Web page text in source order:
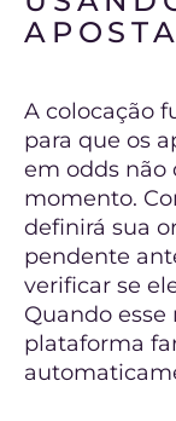
A colocação
para que os
em odds não
momento.
definirá sua
pendente
verificar se
Quando
plataforma